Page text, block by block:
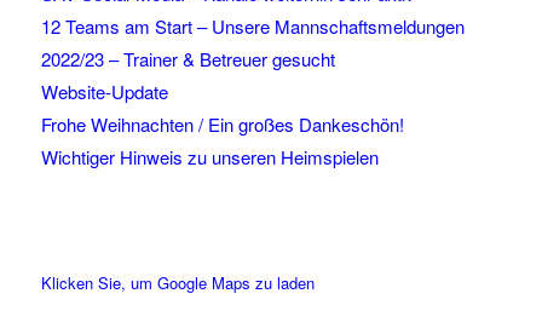
12 Teams am Start – Unsere Mannschaftsmeldungen
2022/23 – Trainer & Betreuer gesucht
Website-Update
Frohe Weihnachten / Ein großes Dankeschön!
Wichtiger Hinweis zu unseren Heimspielen
Klicken Sie, um Google Maps zu laden